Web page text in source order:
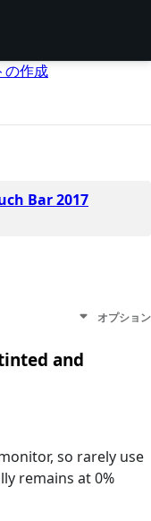
の作成
Bar 2017
オプション
and
so rarely use
remains at 0%